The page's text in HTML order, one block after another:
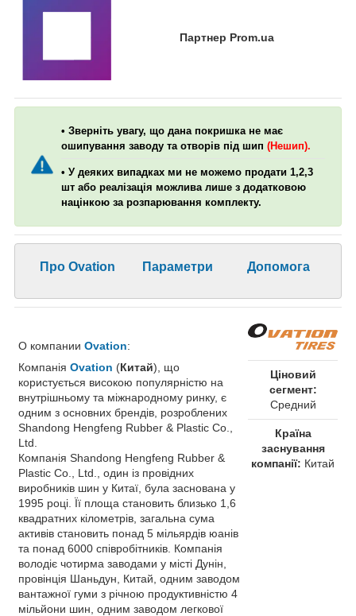
Партнер Prom.ua
• Зверніть увагу, що дана покришка не має
ошипування заводу та отворів під шип (Нешип).
• У деяких випадках ми не можемо продати 1,2,3
шт або реалізація можлива лише з додатковою
націнкою за розпарювання комплекту.
Про Ovation Параметри Допомога
О компании Ovation:
Компанія Ovation (Китай), що
користується високою популярністю на
внутрішньому та міжнародному ринку, є
одним з основних брендів, розроблених
Shandong Hengfeng Rubber & Plastic Co.,
Ltd.
Компанія Shandong Hengfeng Rubber &
Plastic Co., Ltd., один із провідних
виробників шин у Китаї, була заснована у
1995 році. Її площа становить близько 1,6
квадратних кілометрів, загальна сума
активів становить понад 5 мільярдів юанів
та понад 6000 співробітників. Компанія
володіє чотирма заводами у місті Дунін,
провінція Шаньдун, Китай, одним заводом
вантажної гуми з річною продуктивністю 4
мільйони шин, одним заводом легкової
Ціновий
сегмент:
Средний
Країна
заснування
компанії: Китай